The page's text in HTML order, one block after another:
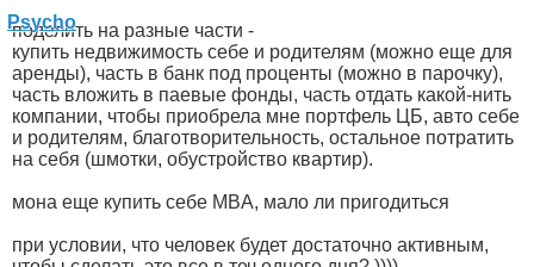
поделить на разные части -
купить недвижимость себе и родителям (можно еще для
аренды), часть в банк под проценты (можно в парочку),
часть вложить в паевые фонды, часть отдать какой-нить
компании, чтобы приобрела мне портфель ЦБ, авто себе
и родителям, благотворительность, остальное потратить
на себя (шмотки, обустройство квартир).
мона еще купить себе MBA, мало ли пригодиться
при условии, что человек будет достаточно активным,